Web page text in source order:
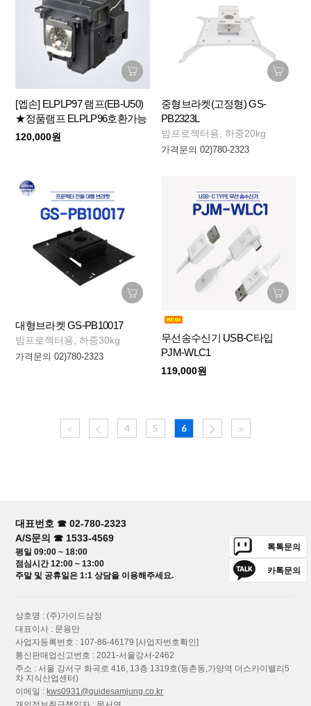
[엡손] ELPLP97 램프(EB-U50)
★정품램프 ELPLP96호환가능
120,000원
중형브라켓(고정형) GS-
PB2323L
빔프로젝터용, 하중20kg
가격문의 02)780-2323
대형브라켓 GS-PB10017
빔프로젝터용, 하중30kg
가격문의 02)780-2323
무선송수신기 USB-C타입
PJM-WLC1
119,000원
4 5 6
대표번호 ☎ 02-780-2323
A/S문의 ☎ 1533-4569
평일 09:00 ~ 18:00
점심시간 12:00 ~ 13:00
주말 및 공휴일은 1:1 상담을 이용해주세요.
톡톡문의
카톡문의
상호명 : (주)가이드삼정
대표이사 : 문용만
사업자등록번호 : 107-86-46179 [사업자번호확인]
통신판매업신고번호 : 2021-서울강서-2462
주소 : 서울 강서구 화곡로 416, 13층 1319호(등촌동,가양역 더스카이밸리5
차 지식산업센터)
이메일 : kws0931@guidesamjung.co.kr